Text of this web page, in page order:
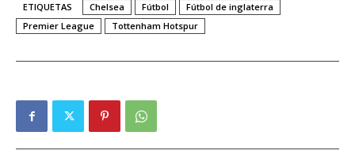
ETIQUETAS Chelsea Fútbol
Fútbol de inglaterra
Premier League
Tottenham Hotspur